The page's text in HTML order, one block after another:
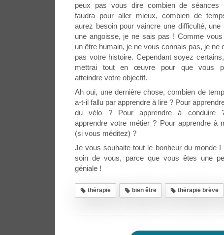
peux pas vous dire combien de séances
faudra pour aller mieux, combien de
aurez besoin pour vaincre une difficulté, une
une angoisse, je ne sais pas ! Comme
un être humain, je ne vous connais pas, je ne
pas votre histoire. Cependant soyez
mettrai tout en œuvre pour que vous
atteindre votre objectif.
Ah oui, une dernière chose, combien de
a-t-il fallu par apprendre à lire ? Pour
du vélo ? Pour apprendre à conduire
apprendre votre métier ? Pour apprendre à
(si vous méditez) ?
Je vous souhaite tout le bonheur du monde !
soin de vous, parce que vous êtes une
géniale !
thérapie bien être thérapie brève